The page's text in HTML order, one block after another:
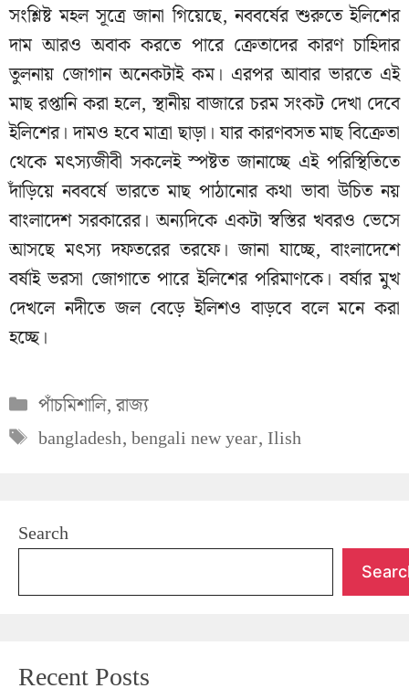
সংশ্লিষ্ট মহল সূত্রে জানা গিয়েছে, নববর্ষের শুরুতে ইলিশের
দাম আরও অবাক করতে পারে ক্রেতাদের কারণ চাহিদার
তুলনায় জোগান অনেকটাই কম। এরপর আবার ভারতে এই
মাছ রপ্তানি করা হলে, স্থানীয় বাজারে চরম সংকট দেখা দেবে
ইলিশের। দামও হবে মাত্রা ছাড়া। যার কারণবসত মাছ বিক্রেতা
থেকে মৎস্যজীবী সকলেই স্পষ্টত জানাচ্ছে এই পরিস্থিতিতে
দাঁড়িয়ে নববর্ষে ভারতে মাছ পাঠানোর কথা ভাবা উচিত নয়
বাংলাদেশ সরকারের। অন্যদিকে একটা স্বস্তির খবরও ভেসে
আসছে মৎস্য দফতরের তরফে। জানা যাচ্ছে, বাংলাদেশে
বর্ষাই ভরসা জোগাতে পারে ইলিশের পরিমাণকে। বর্ষার মুখ
দেখলে নদীতে জল বেড়ে ইলিশও বাড়বে বলে মনে করা
হচ্ছে।
Categories
পাঁচমিশালি,রাজ্য
Tags
bangladesh,bengali new year, Ilish
Search
Recent Posts